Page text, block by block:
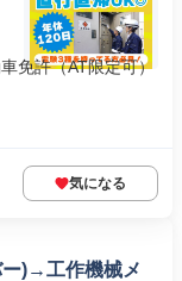
免許（AT限定可）
気になる
ー)→工作機械メ